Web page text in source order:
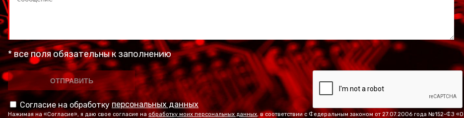
* все поля обязательны к заполнению
Согласие на обработкуперсональных данных
Нажимая на «Согласие», я даю свое согласие на обработку моих персональных данных, в соответствии с Федеральным законом от 27.07.2006 года №152-ФЗ «О